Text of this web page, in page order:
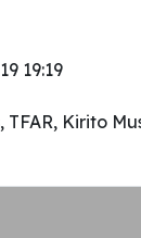
19:19
Kirito